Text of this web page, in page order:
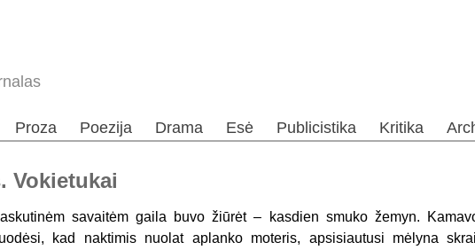
Proza Poezija Drama Esė Publicistika Kritika
Vokietukai
savaitėm gaila buvo žiūrėt – kasdien smuko žemyn.
kad naktimis nuolat aplanko moteris, apsisiautusi mėlyna